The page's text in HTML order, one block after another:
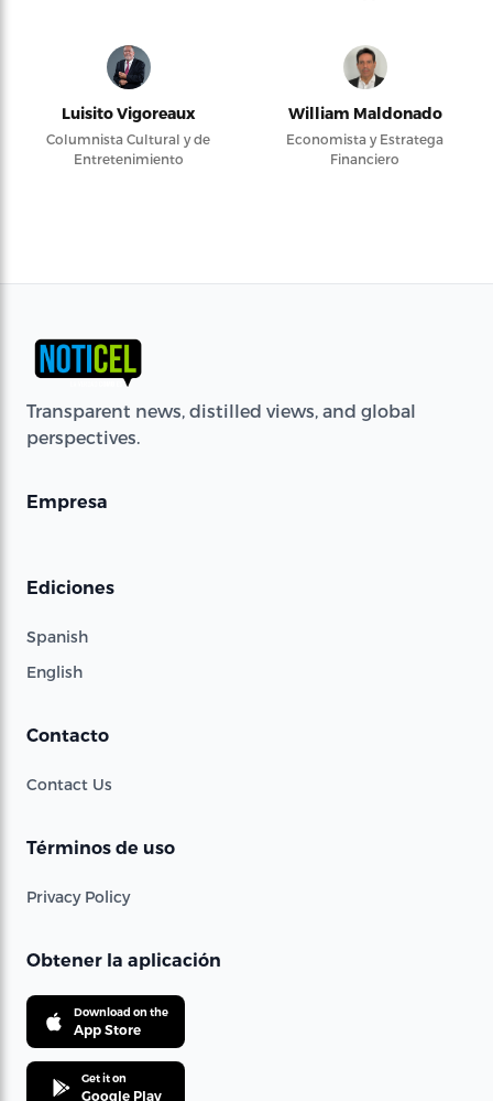
Luisito Vigoreaux
Columnista Cultural y de
Entretenimiento
William Maldonado
Economista y Estratega
Financiero
Transparent news, distilled views, and global
perspectives.
Empresa
Ediciones
Spanish
English
Contacto
Contact Us
Términos de uso
Privacy Policy
Obtener la aplicación
Download on the
App Store
Get it on
Google Play